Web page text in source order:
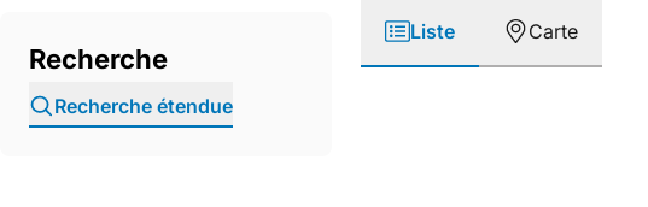
Recherche
Recherche étendue
Liste Carte